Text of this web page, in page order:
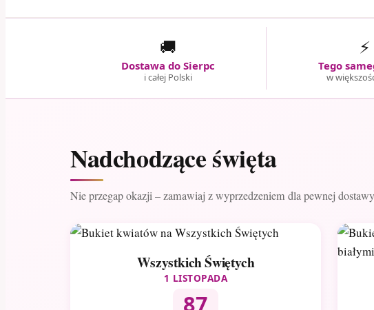
🚚
Dostawa do Sierpc
i całej Polski
⚡
Tego
w
Nadchodzące święta
Nie przegap okazji – zamawiaj z wyprzedzeniem dla pewnej
Wszystkich Świętych
1 LISTOPADA
87